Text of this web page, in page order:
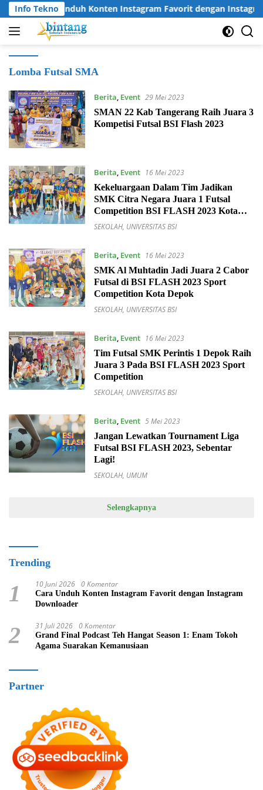
Langsung
ke
konten
Info Tekno
Cara Unduh Konten Instagram Favorit dengan
Lomba Futsal SMA
Berita, Event 29 Mei 2023
SMAN 22 Kab Tangerang Raih Juara 3
Kompetisi Futsal BSI Flash 2023
Berita, Event
16 Mei 2023
Kekeluargaan Dalam Tim Jadikan
SMK Citra Negara Juara 1 Futsal
Competition BSI FLASH 2023 Kota
Depok
SEKOLAH, UNIVERSITAS BSI
Berita, Event
16 Mei 2023
SMK Al Muhtadin Jadi Juara 2 Cabor
Futsal di BSI FLASH 2023 Sport
Competition Kota Depok
SEKOLAH, UNIVERSITAS BSI
Berita, Event
16 Mei 2023
Tim Futsal SMK Perintis 1 Depok Raih
Juara 3 Pada BSI FLASH 2023 Sport
Competition
SEKOLAH, UNIVERSITAS BSI
Berita, Event 5 Mei 2023
Jangan Lewatkan Tournament Liga
Futsal BSI FLASH 2023, Sebentar
Lagi!
SEKOLAH, UMUM
Selengkapnya
Trending
1 10 Juni 2026 0 Komentar
Cara Unduh Konten Instagram Favorit dengan Instagram
Downloader
2 31 Juli 2026 0 Komentar
Grand Final Podcast Teh Hangat Season 1: Enam Tokoh
Agama Suarakan Kemanusiaan
Partner